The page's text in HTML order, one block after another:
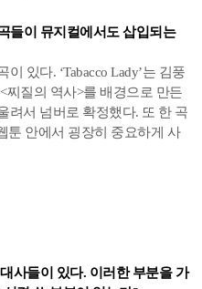
들이 뮤지컬에서도 삽입되는
있다. ‘Tabacco Lady’는 김풍
찌질의 역사>를 배경으로 만든
려서 넘버로 확정했다. 또 한 곡
툰 안에서 굉장히 중요하게 사
사들이 있다. 이러한 부분을 가